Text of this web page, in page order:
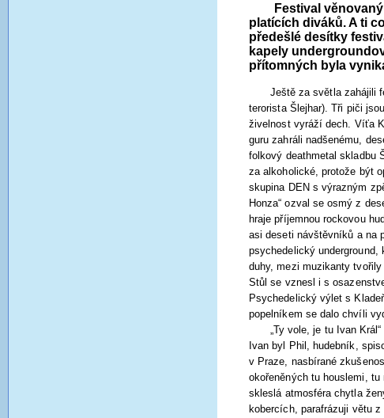
Festival
platících diváků. A ti
předešlé desítky
kapely
přítomných byla
Ještě za světla zahájili
terorista Šlejhar). Tři piči
živelnost vyráží dech. Víťa
guru zahráli nadšenému,
folkový deathmetal skladbu
za alkoholické, protože být
skupina DEN s výrazným
Honza“ ozval se osmý z
hraje příjemnou rockovou
asi deseti návštěvníků a na
psychedelický
duhy, mezi muzikanty
Stůl se vznesl i s
Psychedelický výlet s
popelníkem se dalo chvíli
„Ty vole, je tu Ivan
Ivan byl Phil, hudebník,
v Praze, nasbírané
okořeněných tu houslemi,
skleslá atmosféra chytla
kobercích, parafrázuji větu